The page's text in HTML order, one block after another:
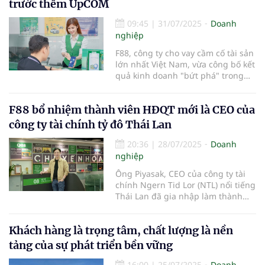
trước thềm UpCOM
09:45 | 31/07/2025
Doanh
nghiệp
F88, công ty cho vay cầm cố tài sản
lớn nhất Việt Nam, vừa công bố kết
quả kinh doanh "bứt phá" trong
nhuận trước thuế là 220% so với
cùng kỳ năm trước. Đây được xem
là bước chạy đà hoàn h
F88 bổ nhiệm thành viên HĐQT mới là CEO của
công ty tài chính tỷ đô Thái Lan
20:36 | 28/07/2025
Doanh
nghiệp
Ông Piyasak, CEO của công ty tài
chính Ngern Tid Lor (NTL) nổi tiếng
Thái Lan đã gia nhập làm thành
lên UPCoM.
Khách hàng là trọng tâm, chất lượng là nền
tảng của sự phát triển bền vững